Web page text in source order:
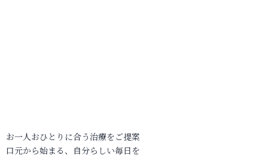
お一人おひとりに合う治療をご提案
口元から始まる、自分らしい毎日を